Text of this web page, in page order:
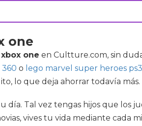
one
one en Cultture.com, sin
o lego marvel super heroes ps3
lo que deja ahorrar todavía más.
Tal vez tengas hijos que los
vives tu vida mediante cada